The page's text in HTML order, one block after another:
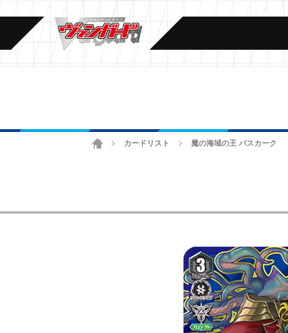
ホームカードリスト 魔の海域の王 バスカーク